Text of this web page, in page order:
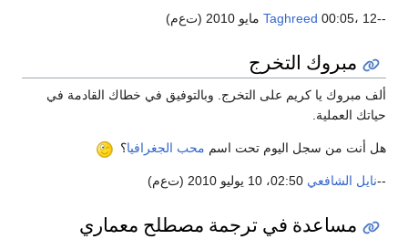
Taghreed00:05، 12 مايو 2010 (ت‌ع‌م)
مبروك التخرج
مبروك يا كريم على التخرج. وبالتوفيق في خطاك القادمة في
العملية.
أنت من سجل اليوم تحت اسم محب الجغرافيا؟
نايل الشافعي02:50، 10 يوليو 2010 (ت‌ع‌م)
مساعدة في ترجمة مصطلح معماري